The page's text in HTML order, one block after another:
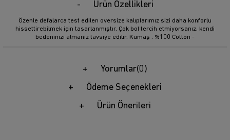
Ürün Özellikleri
Özenle defalarca test edilen oversize kalıplarımız sizi daha konforlu
hissettirebilmek için tasarlanmıştır. Çok bol tercih etmiyorsanız, kendi
bedeninizi almanız tavsiye edilir. Kumaş : %100 Cotton -
Yorumlar(0)
Ödeme Seçenekleri
Ürün Önerileri